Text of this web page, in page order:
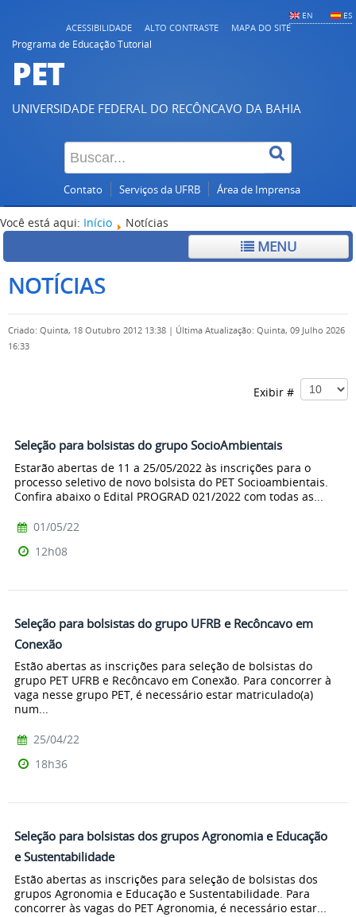
EN ES
ACESSIBILIDADE ALTO CONTRASTE
MAPA DO SITE
Programa de Educação Tutorial
PET
UNIVERSIDADE FEDERAL DO RECÔNCAVO DA BAHIA
Contato Serviços da UFRB Área de Imprensa
Você está aqui: Início Notícias
MENU
NOTÍCIAS
Criado: Quinta, 18 Outubro 2012 13:38 | Última Atualização: Quinta, 09 Julho 2026
16:33
Exibir #
Seleção para bolsistas do grupo SocioAmbientais
Estarão abertas de 11 a 25/05/2022 às inscrições para o
processo seletivo de novo bolsista do PET Socioambientais.
Confira abaixo o Edital PROGRAD 021/2022 com todas as...
01/05/22
12h08
Seleção para bolsistas do grupo UFRB e Recôncavo em
Conexão
Estão abertas as inscrições para seleção de bolsistas do
grupo PET UFRB e Recôncavo em Conexão. Para concorrer à
vaga nesse grupo PET, é necessário estar matriculado(a)
num...
25/04/22
18h36
Seleção para bolsistas dos grupos Agronomia e Educação
e Sustentabilidade
Estão abertas as inscrições para seleção de bolsistas dos
grupos Agronomia e Educação e Sustentabilidade. Para
concorrer às vagas do PET Agronomia, é necessário estar...